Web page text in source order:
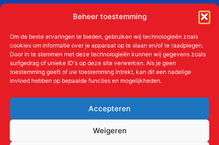
Beheer toestemming
Om de beste ervaringen te bieden, gebruiken wij technologieën zoals
cookies om informatie over je apparaat op te slaan en/of te raadplegen.
Door in te stemmen met deze technologieën kunnen wij gegevens zoals
surfgedrag of unieke ID's op deze site verwerken. Als je geen
toestemming geeft of uw toestemming intrekt, kan dit een nadelige
invloed hebben op bepaalde functies en mogelijkheden.
Accepteren
Weigeren
KvKnr:41011712
Meer over de Liudgerstichten
Aanmelden als donateur
ANBI